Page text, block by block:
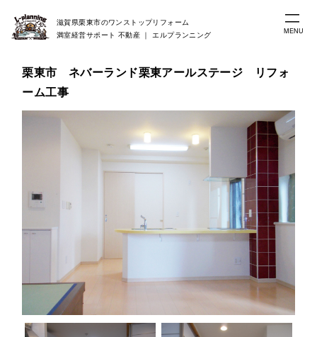
MENU
滋賀県栗東市のワンストップリフォーム
満室経営サポート 不動産 ｜ エルプランニング
栗東市 ネバーランド栗東アールステージ リフォ
ーム工事